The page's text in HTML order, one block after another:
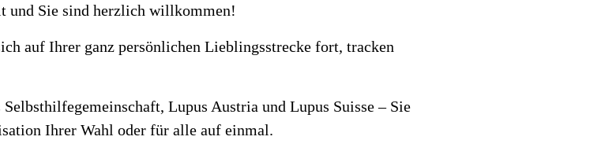
und Sie sind herzlich willkommen!
auf Ihrer ganz persönlichen Lieblingsstrecke fort, tracken
Lupus Austria und Lupus Suisse – Sie
Ihrer Wahl oder für alle auf einmal.